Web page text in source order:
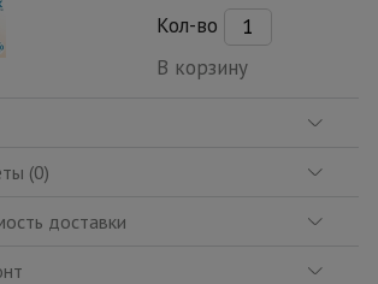
Кол-во
В корзину
(0)
доставки